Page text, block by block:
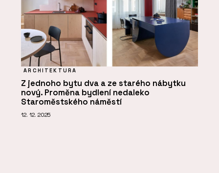
ARCHITEKTURA
Z jednoho bytu dva a ze starého nábytku
nový. Proměna bydlení nedaleko
Staroměstského náměstí
12. 12. 2025